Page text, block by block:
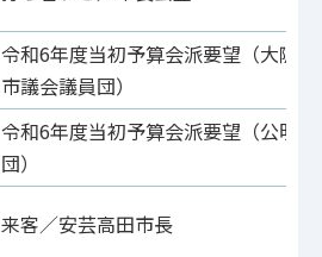
令和6年度当初予算会派要望（大阪
市議会議員団）
令和6年度当初予算会派要望（公明
団）
来客／安芸高田市長